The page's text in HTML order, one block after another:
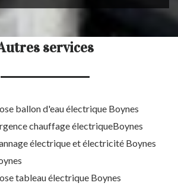
services
ballon d'eau électrique Boynes
chauffage électriqueBoynes
électrique et électricité Boynes
tableau électrique Boynes